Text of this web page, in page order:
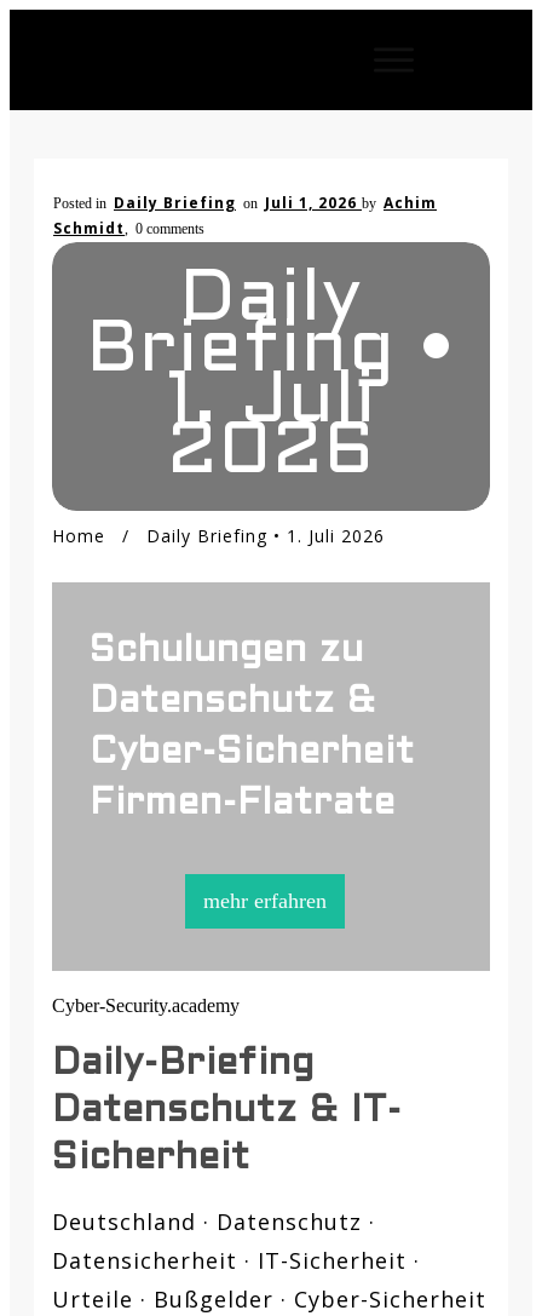
Posted in Daily Briefing on Juli 1, 2026 by Achim
Schmidt
0 comments
Daily
Briefing •
1. Juli
2026
Home / Daily Briefing • 1. Juli 2026
Schulungen zu
Datenschutz &
Cyber-Sicherheit
Firmen-Flatrate
mehr erfahren
Cyber-Security.academy
Daily-Briefing
Datenschutz & IT-
Sicherheit
Deutschland · Datenschutz ·
Datensicherheit · IT-Sicherheit ·
Urteile · Bußgelder · Cyber-Sicherheit